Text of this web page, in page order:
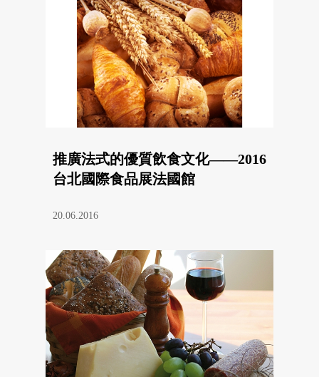
推廣法式的優質飲食文化——2016
台北國際食品展法國館
20.06.2016